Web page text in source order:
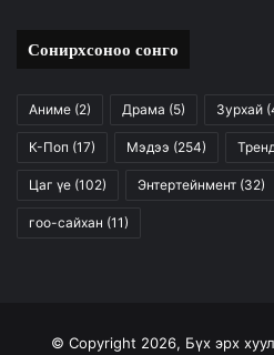
Сонирхсоноо сонго
Аниме (2) Драма (5) Зурхай
К-Поп (17) Мэдээ (254) Тренд
Цаг үе (102) Энтертейнмент (32)
гоо-сайхан (11)
© Copyright 2026, Бүх эрх